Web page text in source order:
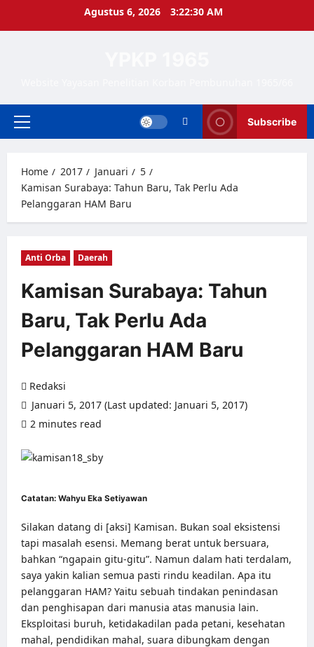
Agustus 6, 2026 3:22:31 AM
Primary
Subscribe
Home 2017 Januari
5
Kamisan Surabaya: Tahun Baru, Tak Perlu Ada
Pelanggaran HAM Baru
Anti Orba Daerah
Kamisan Surabaya: Tahun
Baru, Tak Perlu Ada
Pelanggaran HAM Baru
Redaksi
Januari 5, 2017 (Last updated: Januari 5, 2017)
2 minutes read
Catatan: Wahyu Eka Setiyawan
Silakan datang di [aksi] Kamisan. Bukan soal eksistensi
tapi masalah esensi. Memang berat untuk bersuara,
bahkan “ngapain gitu-gitu”. Namun dalam hati terdalam,
saya yakin kalian semua pasti rindu keadilan. Apa itu
pelanggaran HAM? Yaitu sebuah tindakan penindasan
dan penghisapan dari manusia atas manusia lain.
Eksploitasi buruh, ketidakadilan pada petani, kesehatan
mahal, pendidikan mahal, suara dibungkam dengan